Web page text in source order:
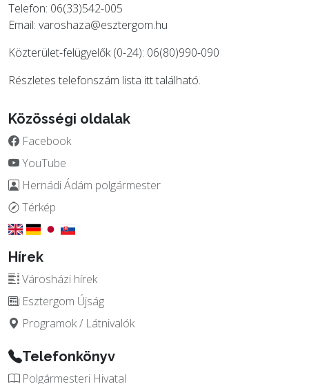
Telefon: 06(33)542-005
Email: varoshaza@esztergom.hu
Közterület-felügyelők (0-24): 06(80)990-090
Részletes telefonszám lista itttalálható.
Közösségi oldalak
Facebook
YouTube
Hernádi Ádám polgármester
Térkép
Hírek
Városházi hírek
Esztergom Újság
Programok / Látnivalók
Telefonkönyv
Polgármesteri Hivatal